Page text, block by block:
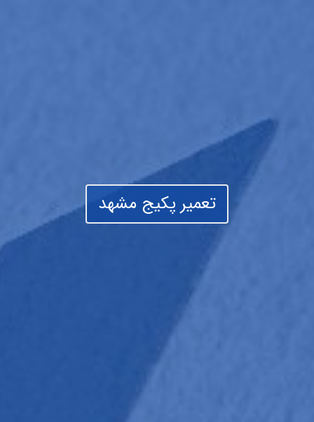
تعمیر پکیج مشهد